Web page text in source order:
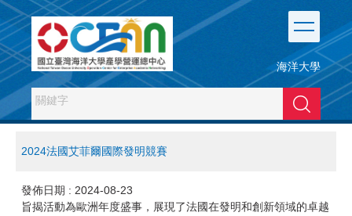
跳
到
主
要
內
容
區
海洋大學
搜尋
2024法國艾菲爾國際發明競賽
發佈日期 : 2024-08-23
旨揭活動為歐洲年度盛事，展現了法國在發明和創新領域的卓越